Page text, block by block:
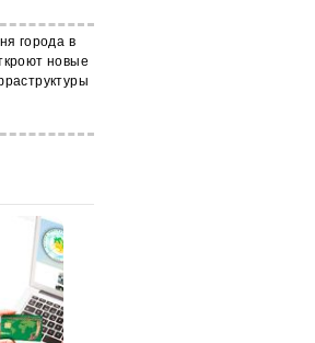
города в
новые